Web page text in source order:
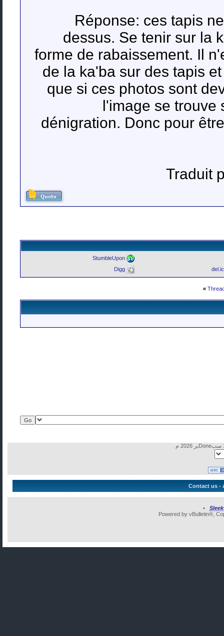
Réponse: ces tapis
dessus. Se tenir sur la
forme de rabaissement. Il
de la ka'ba sur des tapis
que si ces photos sont
l'image se
dénigration. Donc pour
Traduit
StumbleUpon
Digg
»
Contact us-
•
Powered by vBulletin®,